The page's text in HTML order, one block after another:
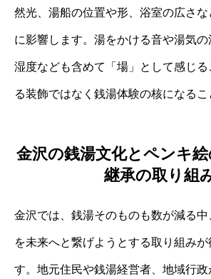
然光、湯船の位置や形、浴室の広さ
に影響します。湯をかける音や湯気の
湿度なども含めて「場」として感じ
る装飾ではなく銭湯体験の核になるこ
金沢の銭湯文化とペンキ
継承の取り組
金沢では、銭湯そのものも数が減る
を未来へと繋げようとする取り組みが
す。地元住民や銭湯経営者、地域行